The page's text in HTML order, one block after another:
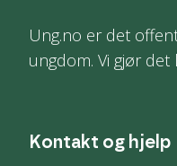
Ung.no er det
ungdom. Vi gjør
Kontakt og hjelp